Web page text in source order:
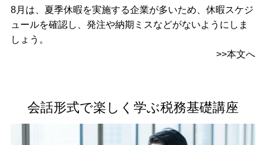
8月は、夏季休暇を実施する企業が多いため、休暇スケジ
ュールを確認し、発注や納期ミスなどがないようにしま
しょう。
>>本文へ
会話形式で楽しく学ぶ税務基礎講座